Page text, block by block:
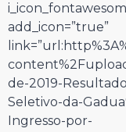
add_icon=”true”
de-2019-
Seletivo-da-
Ingresso-por-